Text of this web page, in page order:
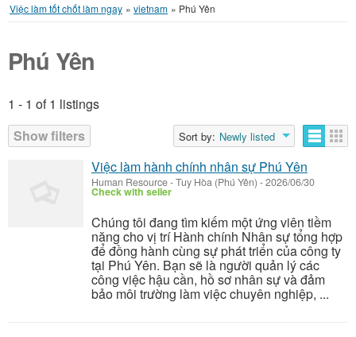
Việc làm tốt chốt làm ngay » vietnam » Phú Yên
Phú Yên
1 - 1 of 1 listings
Show filters
Sort by: Newly listed
Listings
Việc làm hành chính nhân sự Phú Yên
Human Resource-Tuy Hòa (Phú Yên) -2026/06/30
Check with seller
Chúng tôi đang tìm kiếm một ứng viên tiềm
năng cho vị trí Hành chính Nhân sự tổng hợp
để đồng hành cùng sự phát triển của công ty
tại Phú Yên. Bạn sẽ là người quản lý các
công việc hậu cần, hồ sơ nhân sự và đảm
bảo môi trường làm việc chuyên nghiệp, ...